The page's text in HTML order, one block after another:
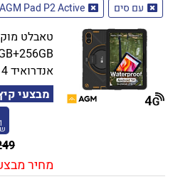
עם סים
AGM Pad P2 Active
אנדרואיד 14, כולל כיסוי - צבע אפור
מבצעי
מחיר